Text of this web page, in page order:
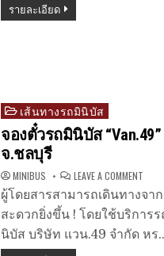
รายละเอียด
Posted
in
เส้นทางรถมินิบัส
จองตั๋วรถมินิบัส
จ.ชลบุรี
MINIBUS LEAVE A COMMENT
ตั๋ว
รถ
มิ
นิ
บัส
ผู้โดยสารสามารถเดินทางจา
สะดวกยิ่งขึ้น ! โดยใช้บริการ
นิบัส บริษัท แวน.49 จำกัด หร